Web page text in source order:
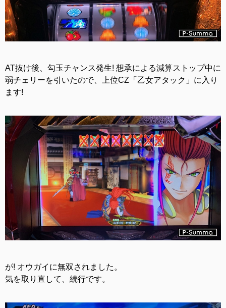
AT抜け後、勾玉チャンス発生! 想承による減算ストップ中に
弱チェリーを引いたので、上位CZ「乙女アタック」に入り
ます!
が! オウガイに無双されました。
気を取り直して、続行です。